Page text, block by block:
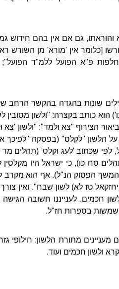
והוראתו, גם אם אין בהם חידוש
[כלומר אין 'מורא' מן השורש
פ"א הפועל ללמ"ד
שונות בהגדה בהקשר הרחב
כותב בקצרה: "ולשון מסובין
הצירוף "צא ולמד": "ולשון 'צא
"לקלס" (בפסקה "לפיכך אנו
לפי שכתוב 'לעג וקלס' (תהלים
סח כו), כי ישראל היו
הפסוק הנ"ל). אף הוא מקרב
טז לא) לשון שבח". ואין
חכמים. לענייננו חשובה
בספרות חז"ל.
מתורת הלשון: חילופי
ולשון חכמים ועוד.